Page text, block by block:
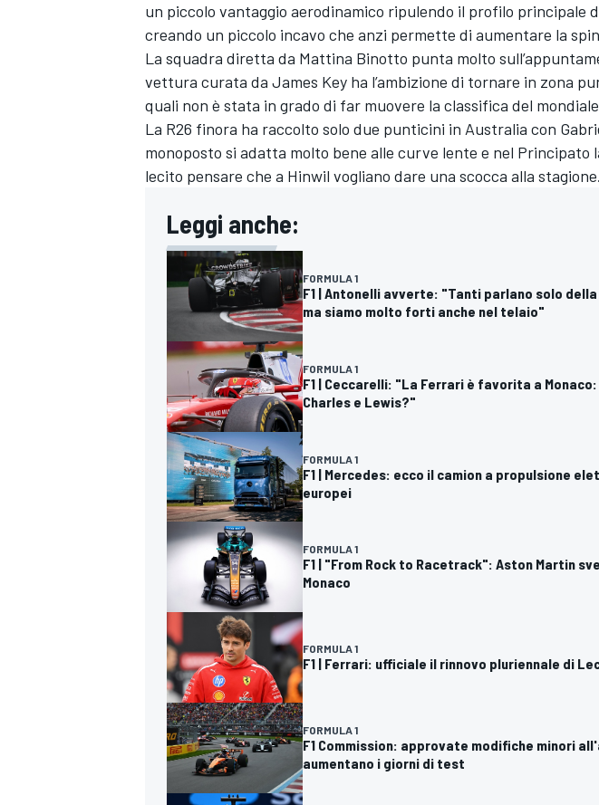
ENDURANCE/GT
MONOMARCA
un piccolo vantaggio aerodinamico ripulendo il profilo principale
creando un piccolo incavo che anzi permette di aumentare la
La squadra diretta da Mattina Binotto punta molto
vettura curata da James Key ha l’ambizione di tornare in zona
quali non è stata in grado di far muovere la classifica del
La R26 finora ha raccolto solo due punticini in Australia con
monoposto si adatta molto bene alle curve lente e nel Principato
lecito pensare che a Hinwil vogliano dare una scocca alla
Leggi anche:
FORMULA 1
F1 | Antonelli avverte: "Tanti parlano solo
ma siamo molto forti anche nel telaio"
FORMULA 1
F1 | Ceccarelli: "La Ferrari è favorita a
Charles e Lewis?"
FORMULA 1
F1 | Mercedes: ecco il camion a propulsione
europei
FORMULA 1
F1 | "From Rock to Racetrack": Aston Martin
Monaco
FORMULA 1
F1 | Ferrari: ufficiale il rinnovo pluriennale di
FORMULA 1
F1 Commission: approvate modifiche minori
aumentano i giorni di test